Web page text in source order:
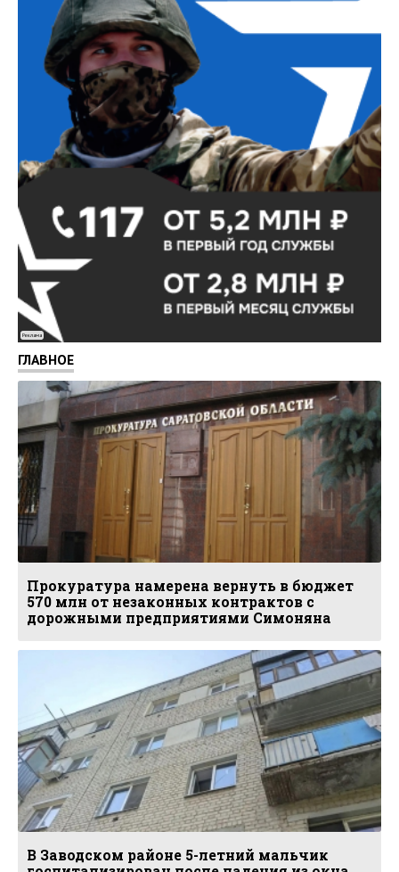
Реклама
ГЛАВНОЕ
Прокуратура намерена вернуть в бюджет
570 млн от незаконных контрактов с
дорожными предприятиями Симоняна
В Заводском районе 5-летний мальчик